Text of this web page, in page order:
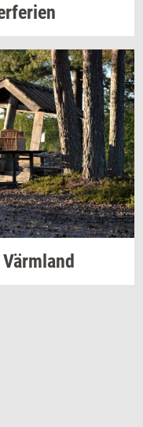
Värmland